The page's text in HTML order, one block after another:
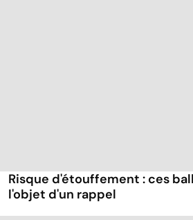
Risque d'étouffement : ces
l'objet d'un rappel